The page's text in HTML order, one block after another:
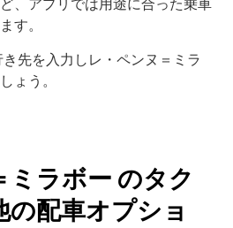
、アプリでは用途に合った乗車
す。
先を入力しレ・ペンヌ＝ミラ
ょう。
ミラボー のタク
の配車オプショ